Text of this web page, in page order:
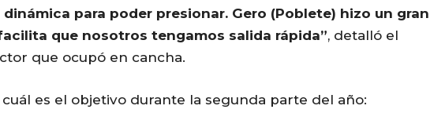
para poder presionar. Gero (Poblete) hizo un gran
que nosotros tengamos salida rápida”, detalló el
que ocupó en cancha.
es el objetivo durante la segunda parte del año: